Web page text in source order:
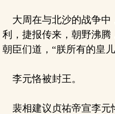
大周在与北沙的战争中
利，捷报传来，朝野沸
朝臣们道，“朕所有的皇
李元恪被封王。
裴相建议贞祐帝宣李元